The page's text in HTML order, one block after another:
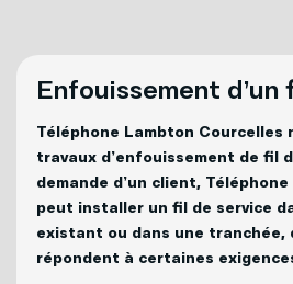
Téléphonie
Téléphonie
Capsules
Mon
Politique de
Enfouissement
Téléphone Lambton Courcelles
travaux d’enfouissement de fil
demande d’un client,
peut installer un fil de service
existant ou dans une tranchée,
répondent à certaines